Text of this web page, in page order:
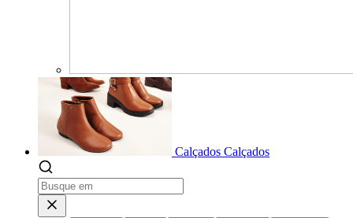
Calçados Calçados